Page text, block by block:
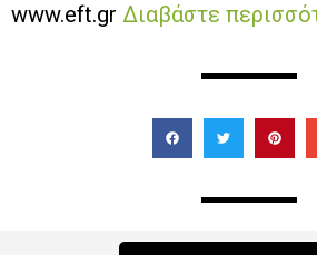
www.eft.gr Διαβάστε